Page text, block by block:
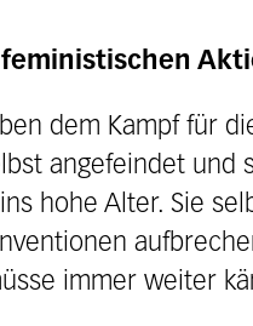
dem Kampf für
angefeindet und
hohe Alter. Sie
immer weiter